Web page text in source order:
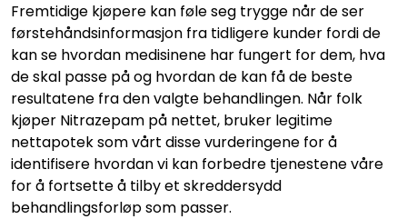
Fremtidige kjøpere kan føle seg trygge når de ser
førstehåndsinformasjon fra tidligere kunder fordi de
kan se hvordan medisinene har fungert for dem, hva
de skal passe på og hvordan de kan få de beste
resultatene fra den valgte behandlingen. Når folk
kjøper Nitrazepam på nettet, bruker legitime
nettapotek som vårt disse vurderingene for å
identifisere hvordan vi kan forbedre tjenestene våre
for å fortsette å tilby et skreddersydd
behandlingsforløp som passer.